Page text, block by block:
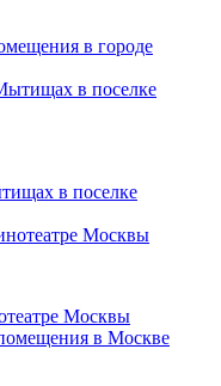
в городе
в поселке
Москвы